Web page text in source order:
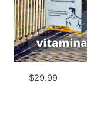
$29.99